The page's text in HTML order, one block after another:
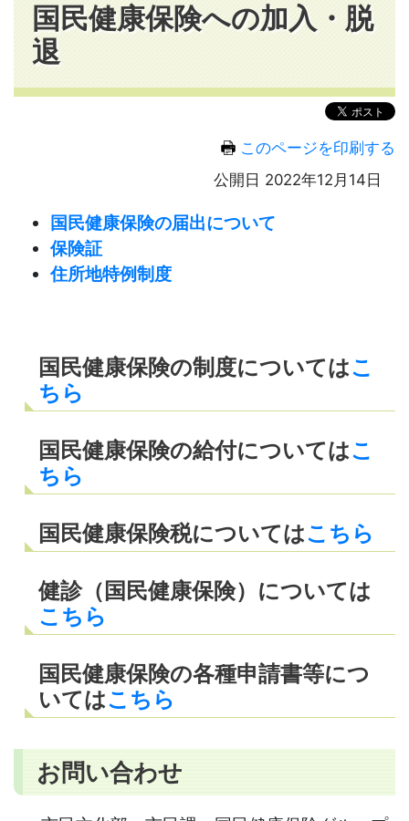
国民健康保険への加入・脱
退
このページを印刷する
公開日 2022年12月14日
国民健康保険の届出について
保険証
住所地特例制度
国民健康保険の制度についてはこ
ちら
国民健康保険の給付についてはこ
ちら
国民健康保険税についてはこちら
健診（国民健康保険）については
こちら
国民健康保険の各種申請書等につ
いてはこちら
お問い合わせ